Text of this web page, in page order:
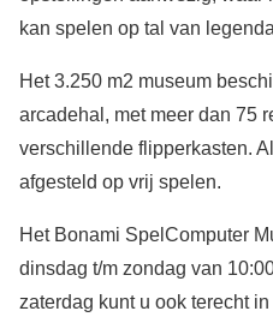
kan spelen op tal van
Het 3.250 m2 museum
arcadehal, met meer dan 75
verschillende flipperkasten.
afgesteld op vrij spelen.
Het Bonami SpelComputer
dinsdag t/m zondag van
zaterdag kunt u ook terecht